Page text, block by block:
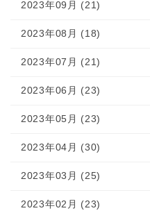
2023年09月 (21)
2023年08月 (18)
2023年07月 (21)
2023年06月 (23)
2023年05月 (23)
2023年04月 (30)
2023年03月 (25)
2023年02月 (23)